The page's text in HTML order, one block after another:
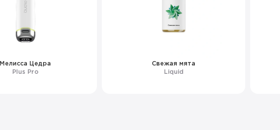
Мелисса Цедра
Plus Pro
Свежая мята
Liquid